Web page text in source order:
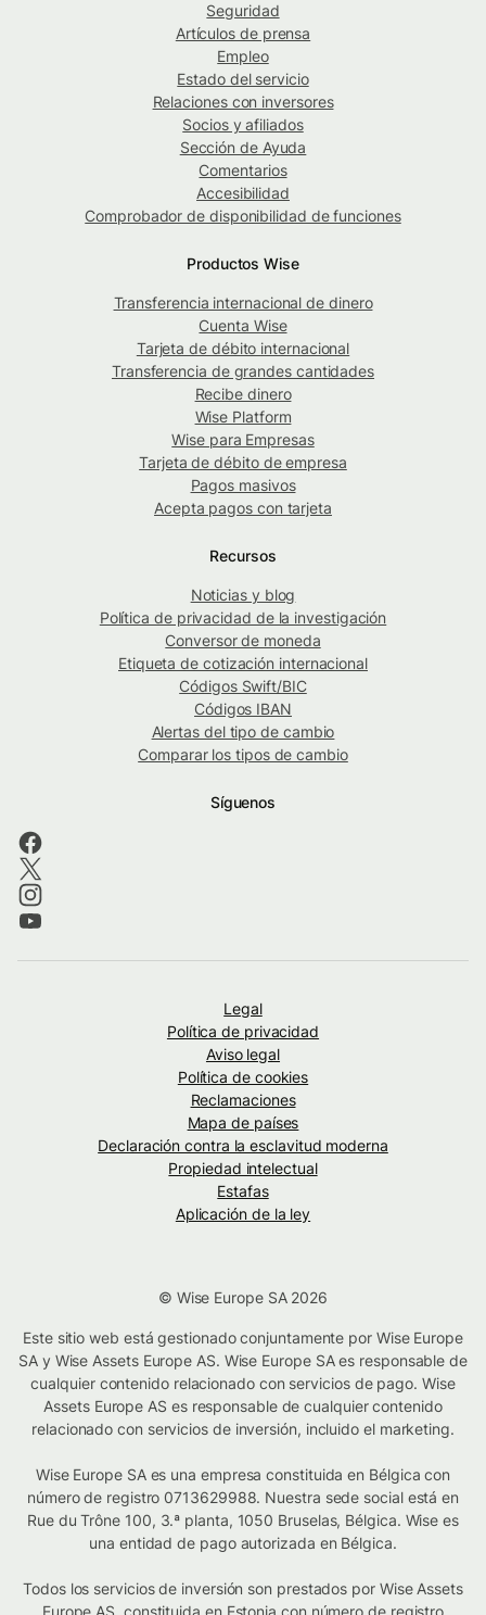
Seguridad
Artículos de prensa
Empleo
Estado del servicio
Relaciones con inversores
Socios y afiliados
Sección de Ayuda
Comentarios
Accesibilidad
Comprobador de disponibilidad de funciones
Productos Wise
Transferencia internacional de dinero
Cuenta Wise
Tarjeta de débito internacional
Transferencia de grandes cantidades
Recibe dinero
Wise Platform
Wise para Empresas
Tarjeta de débito de empresa
Pagos masivos
Acepta pagos con tarjeta
Recursos
Noticias y blog
Política de privacidad de la investigación
Conversor de moneda
Etiqueta de cotización internacional
Códigos Swift/BIC
Códigos IBAN
Alertas del tipo de cambio
Comparar los tipos de cambio
Síguenos
Legal
Política de privacidad
Aviso legal
Política de cookies
Reclamaciones
Mapa de países
Declaración contra la esclavitud moderna
Propiedad intelectual
Estafas
Aplicación de la ley
© Wise Europe SA 2026
Este sitio web está gestionado conjuntamente por Wise Europe
SA y Wise Assets Europe AS. Wise Europe SA es responsable de
cualquier contenido relacionado con servicios de pago. Wise
Assets Europe AS es responsable de cualquier contenido
relacionado con servicios de inversión, incluido el marketing.
Wise Europe SA es una empresa constituida en Bélgica con
número de registro 0713629988. Nuestra sede social está en
Rue du Trône 100, 3.ª planta, 1050 Bruselas, Bélgica. Wise es
una entidad de pago autorizada en Bélgica.
Todos los servicios de inversión son prestados por Wise Assets
Europe AS, constituida en Estonia con número de registro